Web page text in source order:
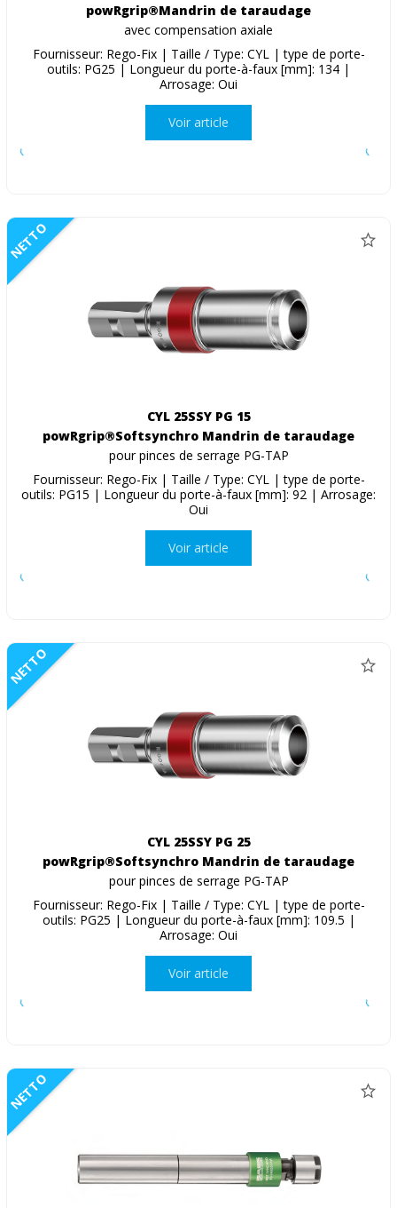
powRgrip®Mandrin de taraudage
avec compensation axiale
Fournisseur: Rego-Fix | Taille / Type: CYL | type de porte-
outils: PG25 | Longueur du porte-à-faux [mm]: 134 |
Arrosage: Oui
Voir article
NETTO
CYL 25SSY PG 15
powRgrip®Softsynchro Mandrin de taraudage
pour pinces de serrage PG-TAP
Fournisseur: Rego-Fix | Taille / Type: CYL | type de porte-
outils: PG15 | Longueur du porte-à-faux [mm]: 92 | Arrosage:
Oui
Voir article
NETTO
CYL 25SSY PG 25
powRgrip®Softsynchro Mandrin de taraudage
pour pinces de serrage PG-TAP
Fournisseur: Rego-Fix | Taille / Type: CYL | type de porte-
outils: PG25 | Longueur du porte-à-faux [mm]: 109.5 |
Arrosage: Oui
Voir article
NETTO